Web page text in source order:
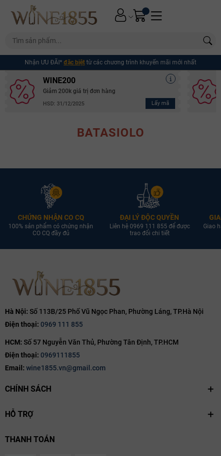
Nhận ƯU ĐÃI* đặc biệt từ các chương trình khuyến mãi mới nhất
WINE200
Giảm 200k giá trị đơn hàng
HSD: 31/12/2025 Lấy mã
Mã giảm giá:
Ngày hết hạn:
Điều kiện:
BATASIOLO
CHỨNG NHẬN CO CQ
100% sản phẩm có chứng nhận
CO CQ đầy đủ
ĐẠI LÝ ĐỘC QUYỀN
Liên hệ 0969 111 855 để được
trao đổi chi tiết
Giao
Hà Nội: Số 113B/25 Phố Vũ Ngọc Phan, Phường Láng, TP.Hà Nội
Điện thoại: 0969 111 855
HCM: Số 57 Nguyễn Văn Thủ, Phường Tân Định, TP.HCM
Điện thoại: 0969111855
Email: wine1855.vn@gmail.com
CHÍNH SÁCH
HỖ TRỢ
THANH TOÁN